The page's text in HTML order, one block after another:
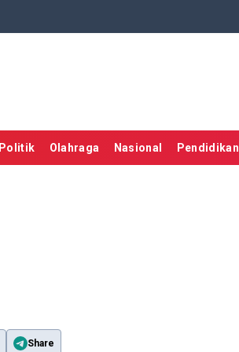
Politik Olahraga Nasional Pendidikan
Share